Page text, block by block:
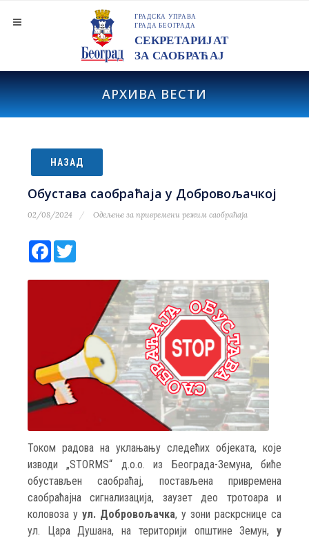
АРХИВА ВЕСТИ
НАЗАД
Обустава саобраћаја у Добровољачкој
02/08/2024 Одељење за привремени режим саобраћаја
Facebook
Током радова на уклањању следећих објеката, које
изводи „STORMS“ д.о.о. из Београда-Земуна, биће
обустављен саобраћај, постављена привремена
саобраћајна сигнализација, заузет део тротоара и
коловоза у ул. Добровољачка, у зони раскрснице са
ул. Цара Душана, на територији општине Земун, у